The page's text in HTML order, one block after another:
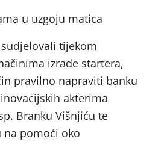
u uzgoju matica
tijekom
izrade startera,
pravilno napraviti banku
akterima
Branku Višnjiću te
na pomoći oko